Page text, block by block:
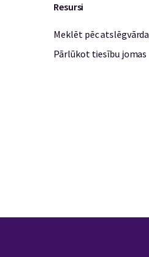
Resursi
Meklēt pēc atslēgvārda
Pārlūkot tiesību jomas